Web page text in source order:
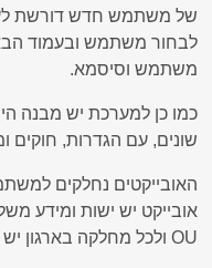
לבחור משתמש ובעמוד
משתמש וסיסמא.
כמו כן למערכת יש מבנה
שונים, עם הגדרות,
האובייקטים נחלקים
אובייקט יש ישות ומידע
OU ולכל מחלקה בארגון יש OU משלה.